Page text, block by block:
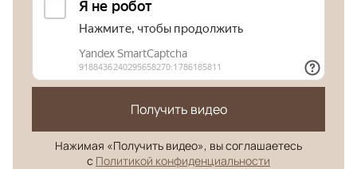
Получить видео
Нажимая «Получить видео», вы соглашаетесь
с Политикой конфиденциальности